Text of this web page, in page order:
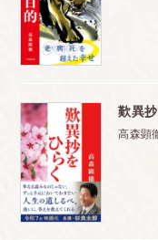
歎異
高森顕